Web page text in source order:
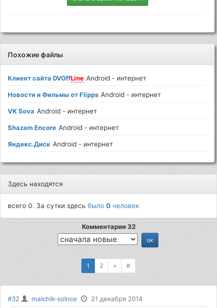
Похожие файлы
Клиент сайта DVOffLine Android - интернет
Новости и Фильмы от Flipps Android - интернет
VK Sova Android - интернет
Shazam Encore Android - интернет
Яндекс.Диск Android - интернет
Здесь находятся
всего 0. За сутки здесьбыло0 человек
Комментарии 32
1 2 » #
#32 malchik-solnce 21 декабря 2014